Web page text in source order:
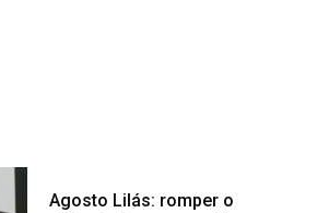
Agosto Lilás: romper o